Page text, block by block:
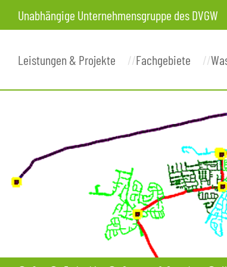
Unabhängige Unternehmensgruppe des DVGW
Leistungen & Projekte Fachgebiete